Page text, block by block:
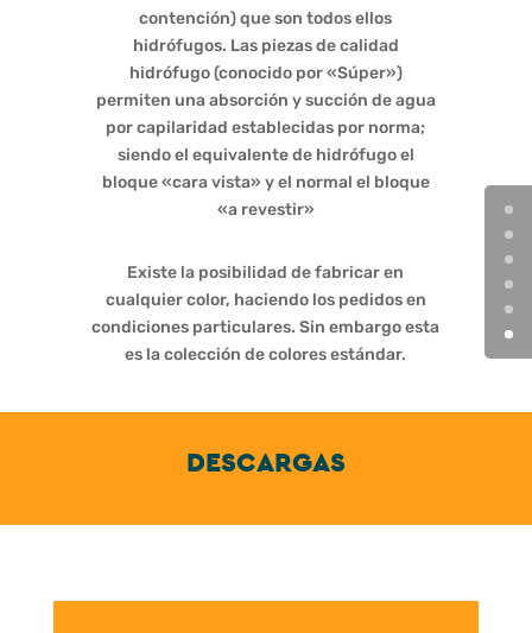
contención) que son todos ellos
hidrófugos. Las piezas de calidad
hidrófugo (conocido por «Súper»)
permiten una absorción y succión de agua
por capilaridad establecidas por norma;
siendo el equivalente de hidrófugo el
bloque «cara vista» y el normal el bloque
«a revestir»
Existe la posibilidad de fabricar en
cualquier color, haciendo los pedidos en
condiciones particulares. Sin embargo esta
es la colección de colores estándar.
DESCARGAS